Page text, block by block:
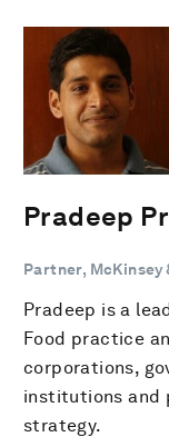
Pradeep
Partner, McKinsey
Pradeep is a
Food practice
corporations,
institutions and
strategy.